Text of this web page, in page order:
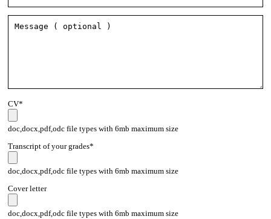
CV*
doc,docx,pdf,odc file types with 6mb maximum size
Transcript of your grades*
doc,docx,pdf,odc file types with 6mb maximum size
Cover letter
doc,docx,pdf,odc file types with 6mb maximum size